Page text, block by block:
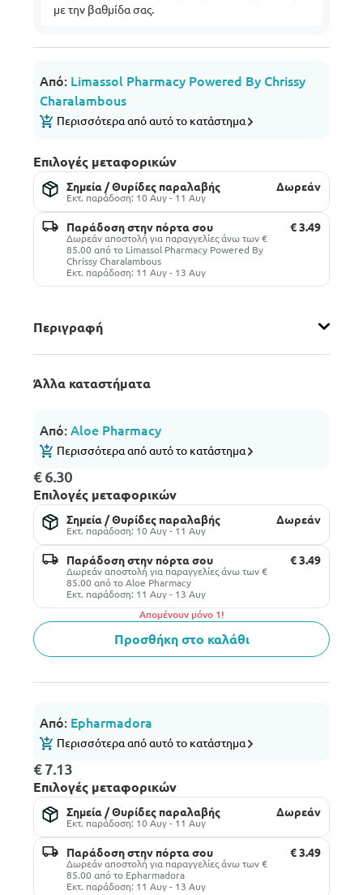
με την βαθμίδα σας.
Από: Limassol Pharmacy Powered By Chrissy
Charalambous
Περισσότερα από αυτό το κατάστημα
Επιλογές μεταφορικών
Σημεία / Θυρίδες παραλαβής
Εκτ. παράδοση: 10 Αυγ - 11 Αυγ
Δωρεάν
Παράδοση στην πόρτα σου
Δωρεάν αποστολή για παραγγελίες άνω των €
85.00 από το Limassol Pharmacy Powered By
Chrissy Charalambous
Εκτ. παράδοση: 11 Αυγ - 13 Αυγ
€ 3.49
Περιγραφή
Άλλα καταστήματα
Από:Aloe Pharmacy
Περισσότερα από αυτό το κατάστημα
€ 6.30
Επιλογές μεταφορικών
Σημεία / Θυρίδες παραλαβής
Εκτ. παράδοση: 10 Αυγ - 11 Αυγ
Δωρεάν
Παράδοση στην πόρτα σου
Δωρεάν αποστολή για παραγγελίες άνω των €
85.00 από το Aloe Pharmacy
Εκτ. παράδοση: 11 Αυγ - 13 Αυγ
€ 3.49
Aπομένουν μόνο 1!
Προσθήκη στο καλάθι
Από: Epharmadora
Περισσότερα από αυτό το κατάστημα
€ 7.13
Επιλογές μεταφορικών
Σημεία / Θυρίδες παραλαβής
Εκτ. παράδοση: 10 Αυγ - 11 Αυγ
Δωρεάν
Παράδοση στην πόρτα σου
Δωρεάν αποστολή για παραγγελίες άνω των €
85.00 από το Epharmadora
Εκτ. παράδοση: 11 Αυγ - 13 Αυγ
€ 3.49